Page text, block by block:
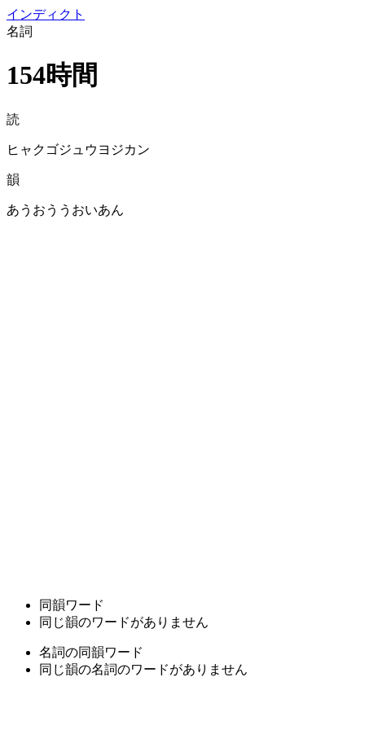
インディクト
名詞
154時間
読
ヒャクゴジュウヨジカン
韻
あうおううおいあん
同韻ワード
同じ韻のワードがありません
名詞の同韻ワード
同じ韻の名詞のワードがありません